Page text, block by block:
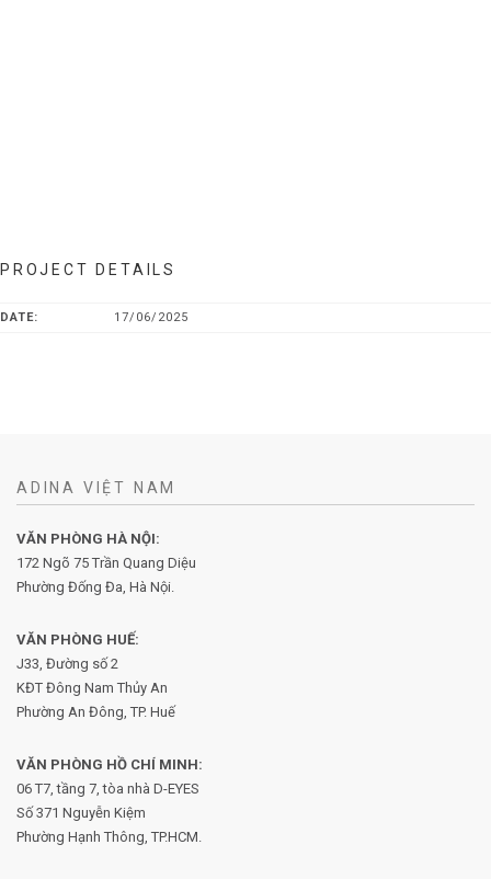
PROJECT DETAILS
DATE: 17/06/2025
ADINA VIỆT NAM
VĂN PHÒNG HÀ NỘI:
172 Ngõ 75 Trần Quang Diệu
Phường Đống Đa, Hà Nội.
VĂN PHÒNG HUẾ:
J33, Đường số 2
KĐT Đông Nam Thủy An
Phường An Đông, TP. Huế
VĂN PHÒNG HỒ CHÍ MINH:
06 T7, tầng 7, tòa nhà D-EYES
Số 371 Nguyễn Kiệm
Phường Hạnh Thông, TP.HCM.